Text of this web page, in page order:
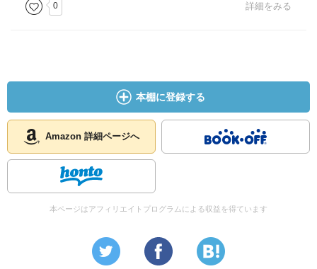
0 詳細をみる
本棚に登録する
Amazon 詳細ページへ
本ページはアフィリエイトプログラムによる収益を得ています